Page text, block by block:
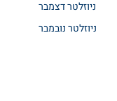
ניוזלטר דצמבר
ניוזלטר נובמבר